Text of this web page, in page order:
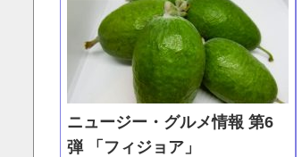
ニュージー・グルメ情報 第6
弾 「フィジョア」